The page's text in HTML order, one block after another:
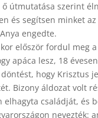
útmutatása szerint
és segítsen minket
engedte.
először fordul meg
apáca lesz, 18
hogy Krisztus
Bizony áldozat volt
elhagyta családját, és
nevezték: